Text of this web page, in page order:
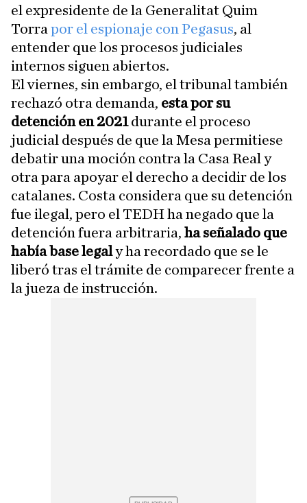
el expresidente de la Generalitat Quim
Torra por el espionaje con Pegasus, al
entender que los procesos judiciales
internos siguen abiertos.
El viernes, sin embargo, el tribunal también
rechazó otra demanda, esta por su
detención en 2021durante el proceso
judicial después de que la Mesa permitiese
debatir una moción contra la Casa Real y
otra para apoyar el derecho a decidir de los
catalanes. Costa considera que su detención
fue ilegal, pero el TEDH ha negado que la
detención fuera arbitraria, ha señalado que
había base legaly ha recordado que se le
liberó tras el trámite de comparecer frente a
la jueza de instrucción.